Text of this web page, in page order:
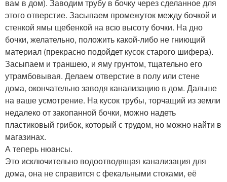
вам в дом). Заводим трубу в бочку через сделанное для
этого отверстие. Засыпаем промежуток между бочкой и
стенкой ямы щебенкой на всю высоту бочки. На дно
бочки, желательно, положить какой-либо не гниющий
материал (прекрасно подойдет кусок старого шифера).
Засыпаем и траншею, и яму грунтом, тщательно его
утрамбовывая. Делаем отверстие в полу или стене
дома, окончательно заводя канализацию в дом. Дальше
на ваше усмотрение. На кусок трубы, торчащий из земли
недалеко от закопанной бочки, можно надеть
пластиковый грибок, который с трудом, но можно найти в
магазинах.
А теперь нюансы.
Это исключительно водоотводящая канализация для
дома, она не справится с фекальными стоками, её